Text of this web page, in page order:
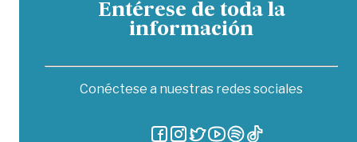
Entérese de toda la
información
Conéctese a nuestras redes sociales